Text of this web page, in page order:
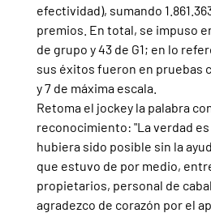
efectividad), sumando
premios. En total, se impuso
de grupo y 43 de G1; en lo
sus éxitos fueron en pruebas
y 7 de máxima escala.
Retoma el jockey la palabra
reconocimiento: "La verdad
hubiera sido posible sin la
que estuvo de por medio,
propietarios, personal de
agradezco de corazón por el